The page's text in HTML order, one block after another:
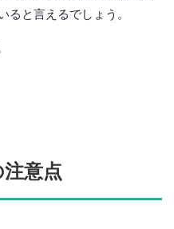
ると言えるでしょう。
意点